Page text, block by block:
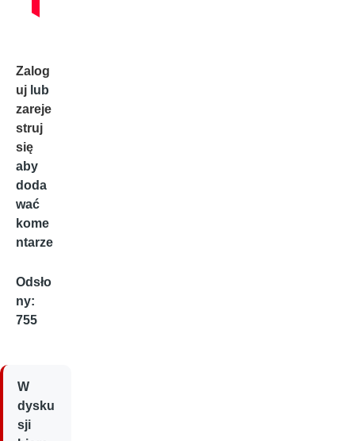
Zalog
uj lub
zareje
struj
się
aby
doda
wać
kome
ntarze
Odsło
ny:
755
W
dysku
sji